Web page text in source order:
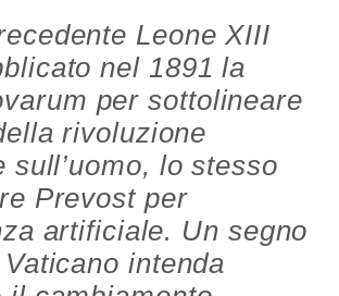
Leone XIII
nel 1891 la
per sottolineare
rivoluzione
sull’uomo, lo stesso
Prevost per
artificiale. Un segno
intenda